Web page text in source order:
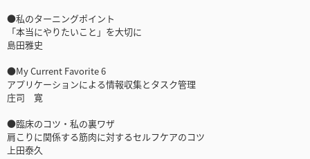
●私のターニングポイント
「本当にやりたいこと」を大切に
島田雅史
●My Current Favorite 6
アプリケーションによる情報収集とタスク管理
庄司 寛
●臨床のコツ・私の裏ワザ
肩こりに関係する筋肉に対するセルフケアのコツ
上田泰久